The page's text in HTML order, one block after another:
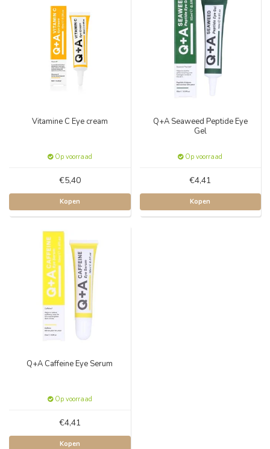
Vitamine C Eye cream
Op voorraad
€5,40
Kopen
Q+A Seaweed Peptide Eye
Gel
Op voorraad
€4,41
Kopen
Q+A Caffeine Eye Serum
Op voorraad
€4,41
Kopen